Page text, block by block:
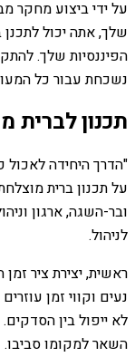
על ידי ביצוע מחקר
שלך, אתה יכול
הפיננסיות שלך.
נשכחת עבור כל
תכנון לברית
"הדרך היחידה
על תכנון ברית
ובר-השגה, ארגון
לניהול.
ראשית, יצירת ציר
נעים וקווי זמן
לא ייפול בין
השאר למקומו סביבו.